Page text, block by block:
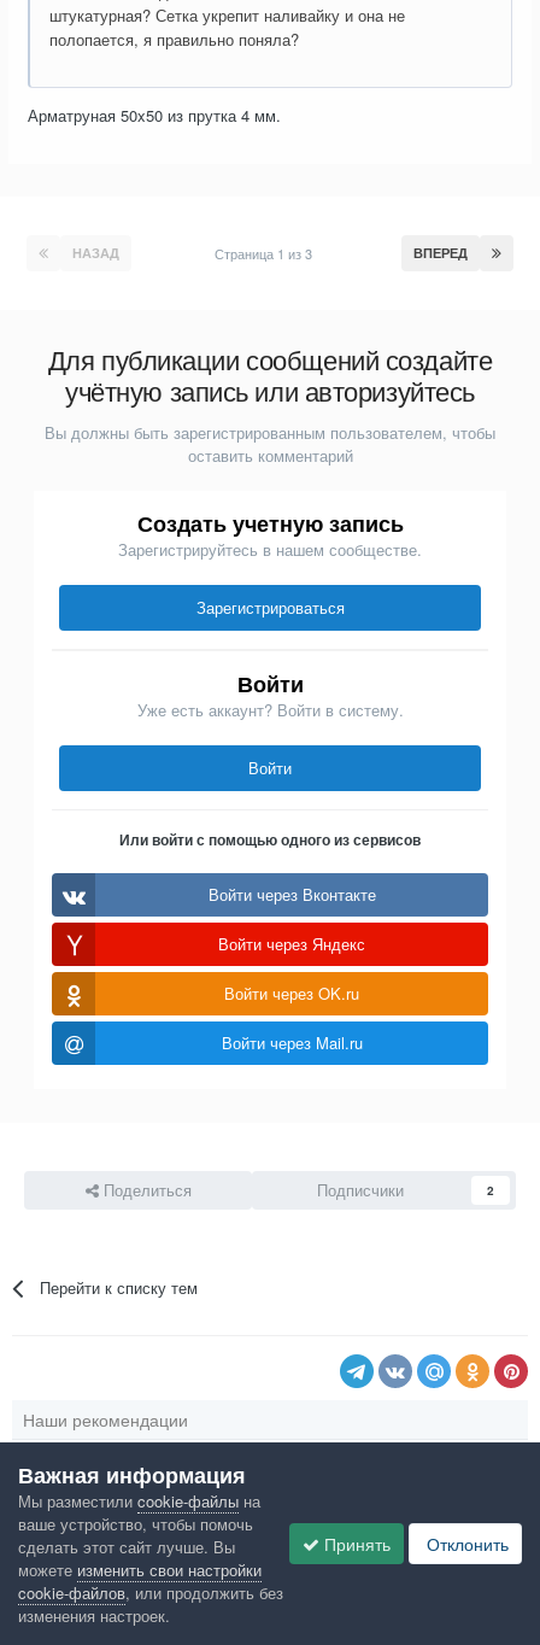
штукатурная? Сетка укрепит наливайку и она не
полопается, я правильно поняла?
Арматруная 50x50 из прутка 4 мм.
НАЗАД ВПЕРЕД
Страница 1 из 3
Для публикации сообщений создайте
учётную запись или авторизуйтесь
Вы должны быть зарегистрированным пользователем, чтобы
оставить комментарий
Создать учетную запись
Зарегистрируйтесь в нашем сообществе.
Зарегистрироваться
Войти
Уже есть аккаунт? Войти в систему.
Войти
Или войти с помощью одного из сервисов
Войти через Вконтакте
Войти через Яндекс
Войти через OK.ru
Войти через Mail.ru
Поделиться Подписчики 2
Перейти к списку тем
Наши рекомендации
Важная информация
Мы разместили cookie-файлы на
ваше устройство, чтобы помочь
сделать этот сайт лучше. Вы
можете изменить свои настройки
cookie-файлов, или продолжить без
изменения настроек.
Принять Отклонить